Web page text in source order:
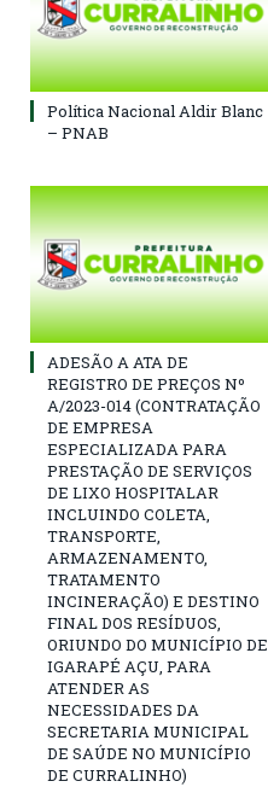
Política Nacional Aldir Blanc
– PNAB
ADESÃO A ATA DE
REGISTRO DE PREÇOS Nº
A/2023-014 (CONTRATAÇÃO
DE EMPRESA
ESPECIALIZADA PARA
PRESTAÇÃO DE SERVIÇOS
DE LIXO HOSPITALAR
INCLUINDO COLETA,
TRANSPORTE,
ARMAZENAMENTO,
TRATAMENTO
INCINERAÇÃO) E DESTINO
FINAL DOS RESÍDUOS,
ORIUNDO DO MUNICÍPIO DE
IGARAPÉ AÇU, PARA
ATENDER AS
NECESSIDADES DA
SECRETARIA MUNICIPAL
DE SAÚDE NO MUNICÍPIO
DE CURRALINHO)